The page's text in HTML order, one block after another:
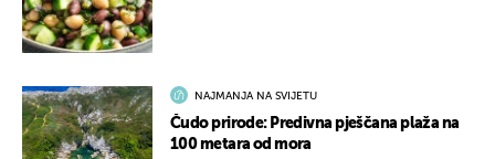
NAJMANJA NA SVIJETU
Čudo prirode: Predivna pješčana plaža na
100 metara od mora